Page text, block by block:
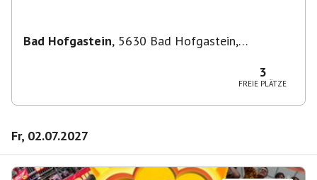
Bad Hofgastein, 5630 Bad Hofgastein,
3
FREIE PLÄTZE
Fr, 02.07.2027